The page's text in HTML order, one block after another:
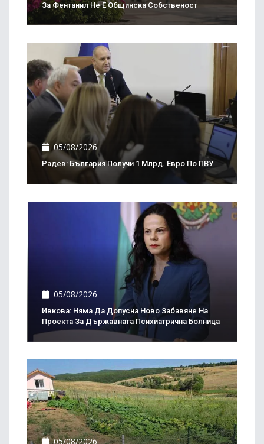
За Фентанил Не Е Общинска Собственост
05/08/2026
Радев: България Получи 1 Млрд. Евро По ПВУ
05/08/2026
Ивкова: Няма Да Допусна Ново Забавяне На
Проекта За Държавната Психиатрична Болница
05/08/2026